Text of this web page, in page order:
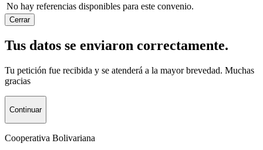
No hay referencias disponibles para este convenio.
Cerrar
Tus datos se enviaron correctamente.
Tu petición fue recibida y se atenderá a la mayor brevedad. Muchas
gracias
Continuar
Cooperativa Bolivariana